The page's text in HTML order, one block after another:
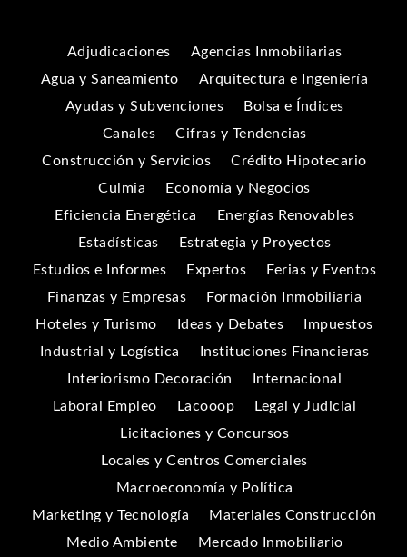
Adjudicaciones
Agencias Inmobiliarias
Agua y Saneamiento
Arquitectura e Ingeniería
Ayudas y Subvenciones
Bolsa e Índices
Canales
Cifras y Tendencias
Construcción y Servicios
Crédito Hipotecario
Culmia
Economía y Negocios
Eficiencia Energética
Energías Renovables
Estadísticas
Estrategia y Proyectos
Estudios e Informes
Expertos
Ferias y Eventos
Finanzas y Empresas
Formación Inmobiliaria
Hoteles y Turismo
Ideas y Debates
Impuestos
Industrial y Logística
Instituciones Financieras
Interiorismo Decoración
Internacional
Laboral Empleo
Lacooop
Legal y Judicial
Licitaciones y Concursos
Locales y Centros Comerciales
Macroeconomía y Política
Marketing y Tecnología
Materiales Construcción
Medio Ambiente
Mercado Inmobiliario